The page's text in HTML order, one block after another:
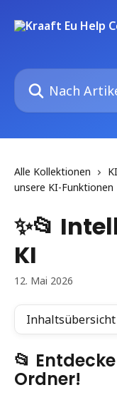
Nach Artikeln
Alle Kollektionen
unsere KI-Funktionen
✨📂
KI
12. Mai 2026
Inhaltsübersicht
📂
Ordner!